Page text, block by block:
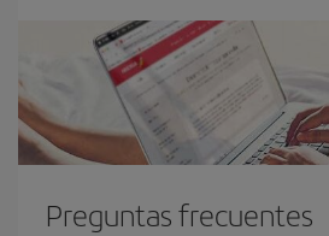
Preguntas frecuentes